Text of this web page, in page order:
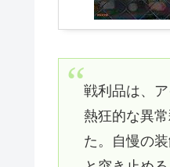
戦利品は、
熱狂的な異
た。自慢の